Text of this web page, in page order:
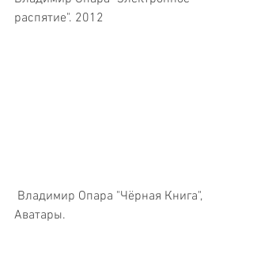
распятие". 2012
Аватары.